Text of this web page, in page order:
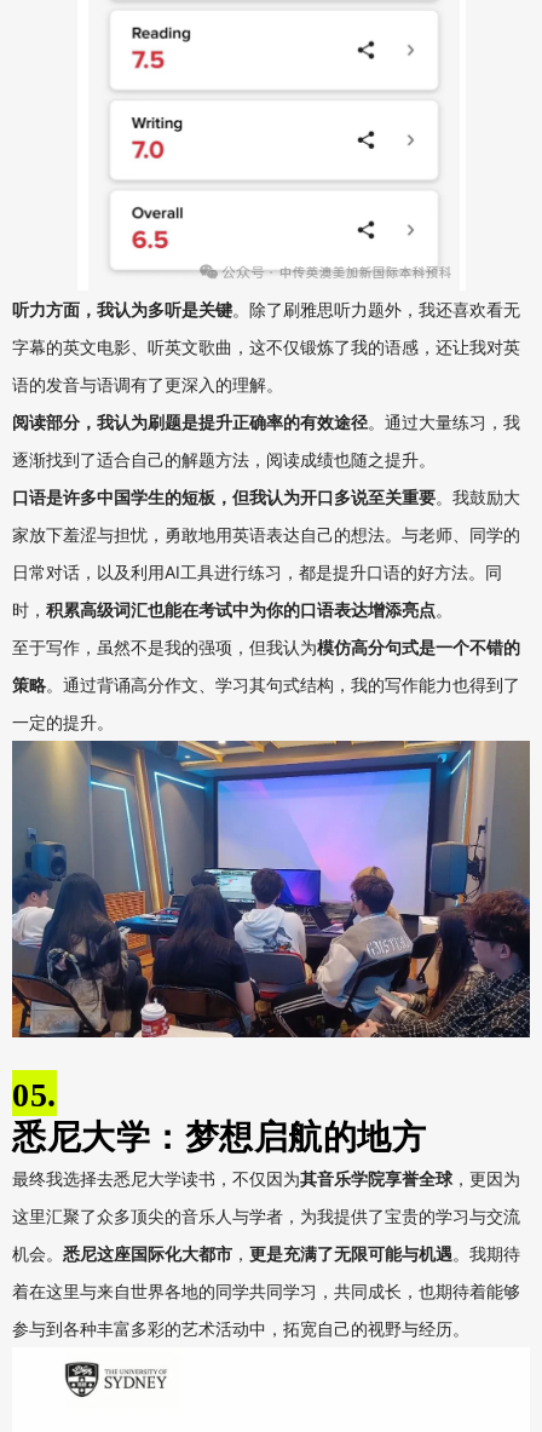
听力方面，我认为多听是关键。除了刷雅思听力题外，我还喜欢看无
字幕的英文电影、听英文歌曲，这不仅锻炼了我的语感，还让我对英
语的发音与语调有了更深入的理解。
阅读部分，我认为刷题是提升正确率的有效途径。通过大量练习，我
逐渐找到了适合自己的解题方法，阅读成绩也随之提升。
口语是许多中国学生的短板，但我认为开口多说至关重要。我鼓励大
家放下羞涩与担忧，勇敢地用英语表达自己的想法。与老师、同学的
日常对话，以及利用AI工具进行练习，都是提升口语的好方法。同
时， 积累高级词汇也能在考试中为你的口语表达增添亮点。
至于写作，虽然不是我的强项，但我认为模仿高分句式是一个不错的
策略。通过背诵高分作文、学习其句式结构，我的写作能力也得到了
一定的提升。
05.
悉尼大学：梦想启航的地方
最终我选择去悉尼大学读书，不仅因为其音乐学院享誉全球 ，更因为
这里汇聚了众多顶尖的音乐人与学者，为我提供了宝贵的学习与交流
机会。 悉尼这座国际化大都市 ， 更是充满了无限可能与机遇。我期待
着在这里与来自世界各地的同学共同学习，共同成长，也期待着能够
参与到各种丰富多彩的艺术活动中，拓宽自己的视野与经历。